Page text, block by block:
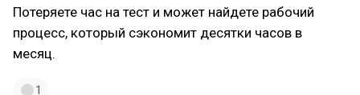
Потеряете час на тест и может найдете рабочий
процесс, который сэкономит десятки часов в
месяц.
1